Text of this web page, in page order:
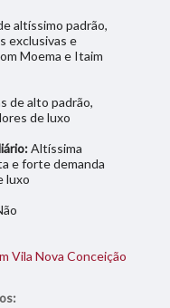
altíssimo padrão,
exclusivas e
Moema e Itaim
de alto padrão,
de luxo
Altíssima
e forte demanda
luxo
Vila Nova Conceição